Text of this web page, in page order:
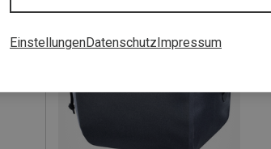
EinstellungenDatenschutzImpressum